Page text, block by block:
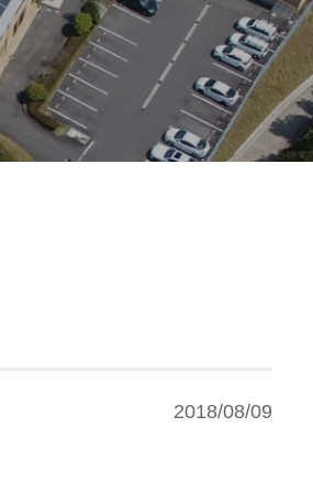
2018/08/09